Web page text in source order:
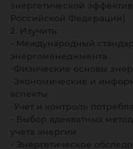
энергетической
Российской Федерации)
2. Изучить:
- Международный
энергоменеджмента.
-Физические основы
-Экономические и
аспекты
-Учет и контроль
- Выбор адекватных
учета энергии
- Энергетическое